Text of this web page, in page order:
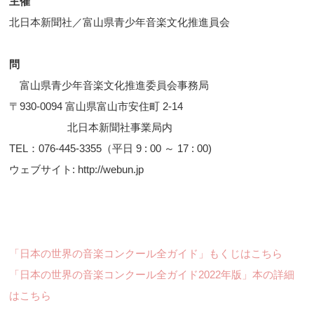
北日本新聞社／富山県青少年音楽文化推進員会
問
富山県青少年音楽文化推進委員会事務局
〒930-0094 富山県富山市安住町 2-14
北日本新聞社事業局内
TEL：076-445-3355（平日 9 : 00 ～ 17 : 00)
ウェブサイト: http://webun.jp
「日本の世界の音楽コンクール全ガイド」もくじはこちら
「日本の世界の音楽コンクール全ガイド2022年版」本の詳細
はこちら